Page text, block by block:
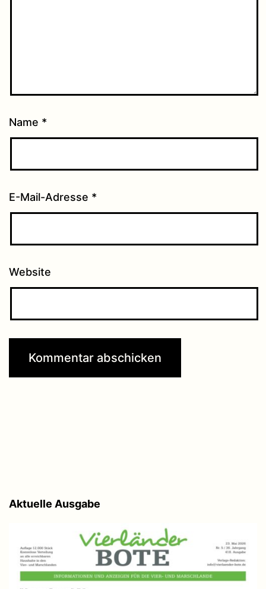
Name *
E-Mail-Adresse *
Website
Aktuelle Ausgabe